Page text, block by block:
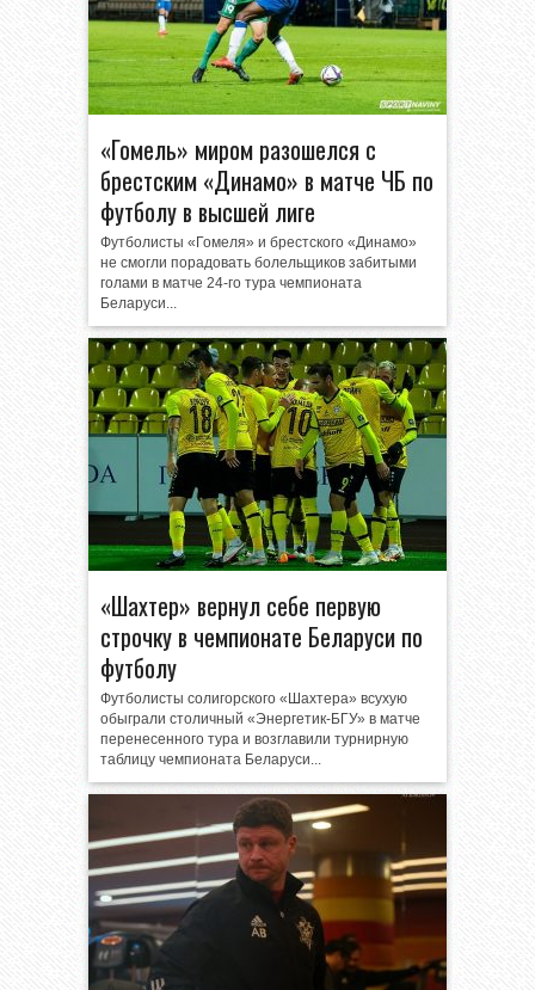
«Гомель» миром разошелся с
брестским «Динамо» в матче ЧБ по
футболу в высшей лиге
Футболисты «Гомеля» и брестского «Динамо»
не смогли порадовать болельщиков забитыми
голами в матче 24-го тура чемпионата
Беларуси...
«Шахтер» вернул себе первую
строчку в чемпионате Беларуси по
футболу
Футболисты солигорского «Шахтера» всухую
обыграли столичный «Энергетик-БГУ» в матче
перенесенного тура и возглавили турнирную
таблицу чемпионата Беларуси...